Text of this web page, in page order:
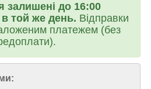
залишені до 16:00
той же день. Відправки
платежем (без